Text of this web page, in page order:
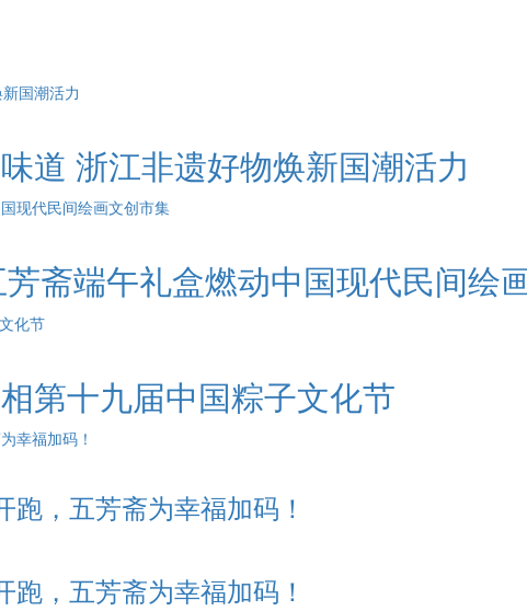
道 浙江非遗好物焕新国潮活力
斋端午礼盒燃动中国现代民间绘
第十九届中国粽子文化节
，五芳斋为幸福加码！
，五芳斋为幸福加码！